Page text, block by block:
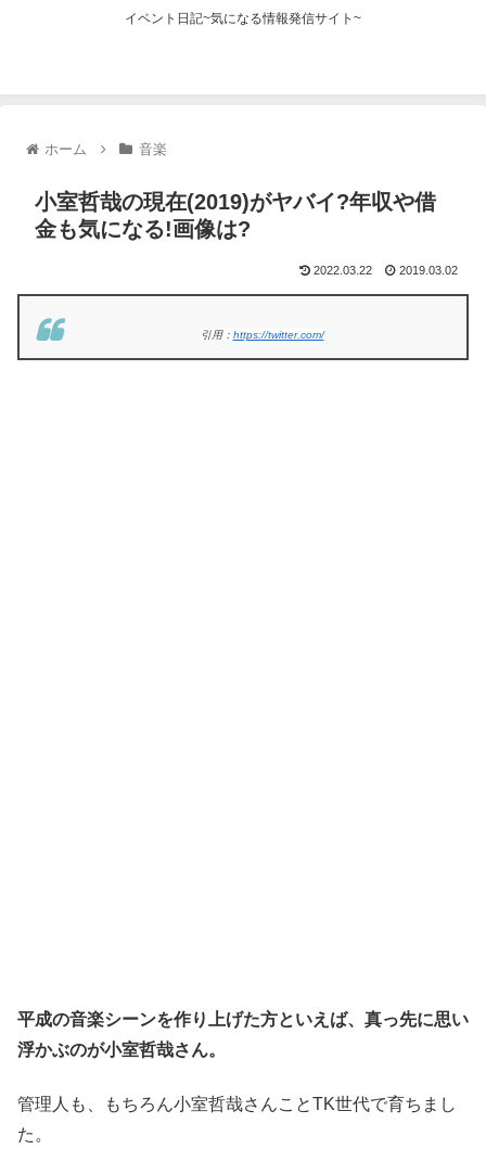
イベント日記~気になる情報発信サイト~
ホーム 音楽
小室哲哉の現在(2019)がヤバイ?年収や借
金も気になる!画像は?
2022.03.22 2019.03.02
引用： https://twitter.com/
平成の音楽シーンを作り上げた方といえば、真っ先に思い
浮かぶのが小室哲哉さん。
管理人も、もちろん小室哲哉さんことTK世代で育ちまし
た。